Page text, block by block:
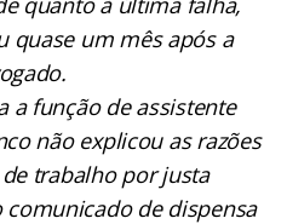
quase um mês após a
a função de assistente
não explicou as razões
trabalho por justa
de dispensa